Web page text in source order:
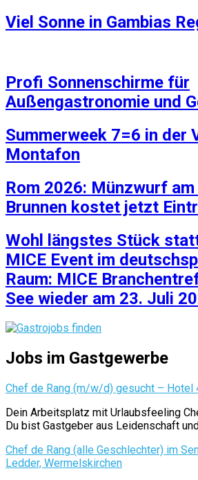
Viel Sonne in Gambias
Profi Sonnenschirme für
Außengastronomie und
Summerweek 7=6 in der
Montafon
Rom 2026: Münzwurf
Brunnen kostet jetzt
Wohl längstes Stück
MICE Event im
Raum: MICE
See wieder am 23. Juli
Jobs im Gastgewerbe
Chef de Rang (m/w/d) gesucht – Hotel
Dein Arbeitsplatz mit Urlaubsfeeling
Du bist Gastgeber aus Leidenschaft
Chef de Rang (alle Geschlechter) im
Ledder, Wermelskirchen